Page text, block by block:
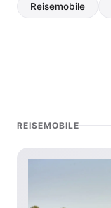
Reisemobile
REISEMOBILE